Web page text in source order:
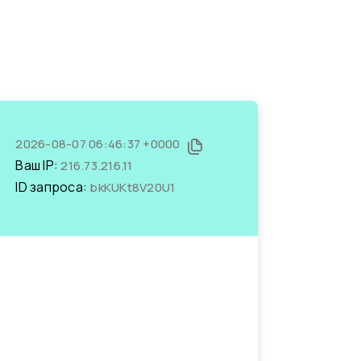
2026-08-07 06:46:37 +0000
Ваш IP:216.73.216.11
ID запроса: bkKUKt8V20U1